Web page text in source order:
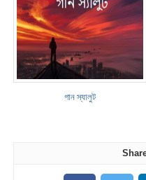
গান স্যালুট